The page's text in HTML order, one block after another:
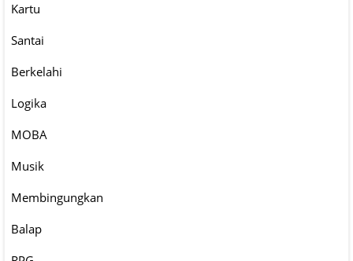
Kartu
Santai
Berkelahi
Logika
MOBA
Musik
Membingungkan
Balap